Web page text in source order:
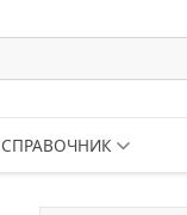
СПРАВОЧНИК